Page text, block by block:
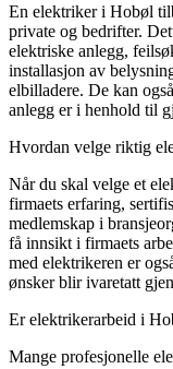
En elektriker i Hobøl
private og bedrifter.
elektriske anlegg,
installasjon av
elbilladere. De kan
anlegg er i henhold til
Hvordan velge riktig
Når du skal velge et
firmaets erfaring,
medlemskap i
få innsikt i firmaets
med elektrikeren er
ønsker blir ivaretatt
Er elektrikerarbeid i
Mange profesjonelle